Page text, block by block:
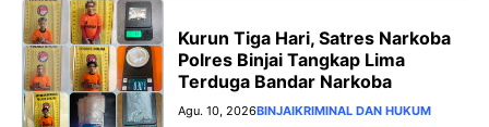
Kurun Tiga Hari, Satres Narkoba
Polres Binjai Tangkap Lima
Terduga Bandar Narkoba
Agu. 10, 2026BINJAIKRIMINAL DAN HUKUM